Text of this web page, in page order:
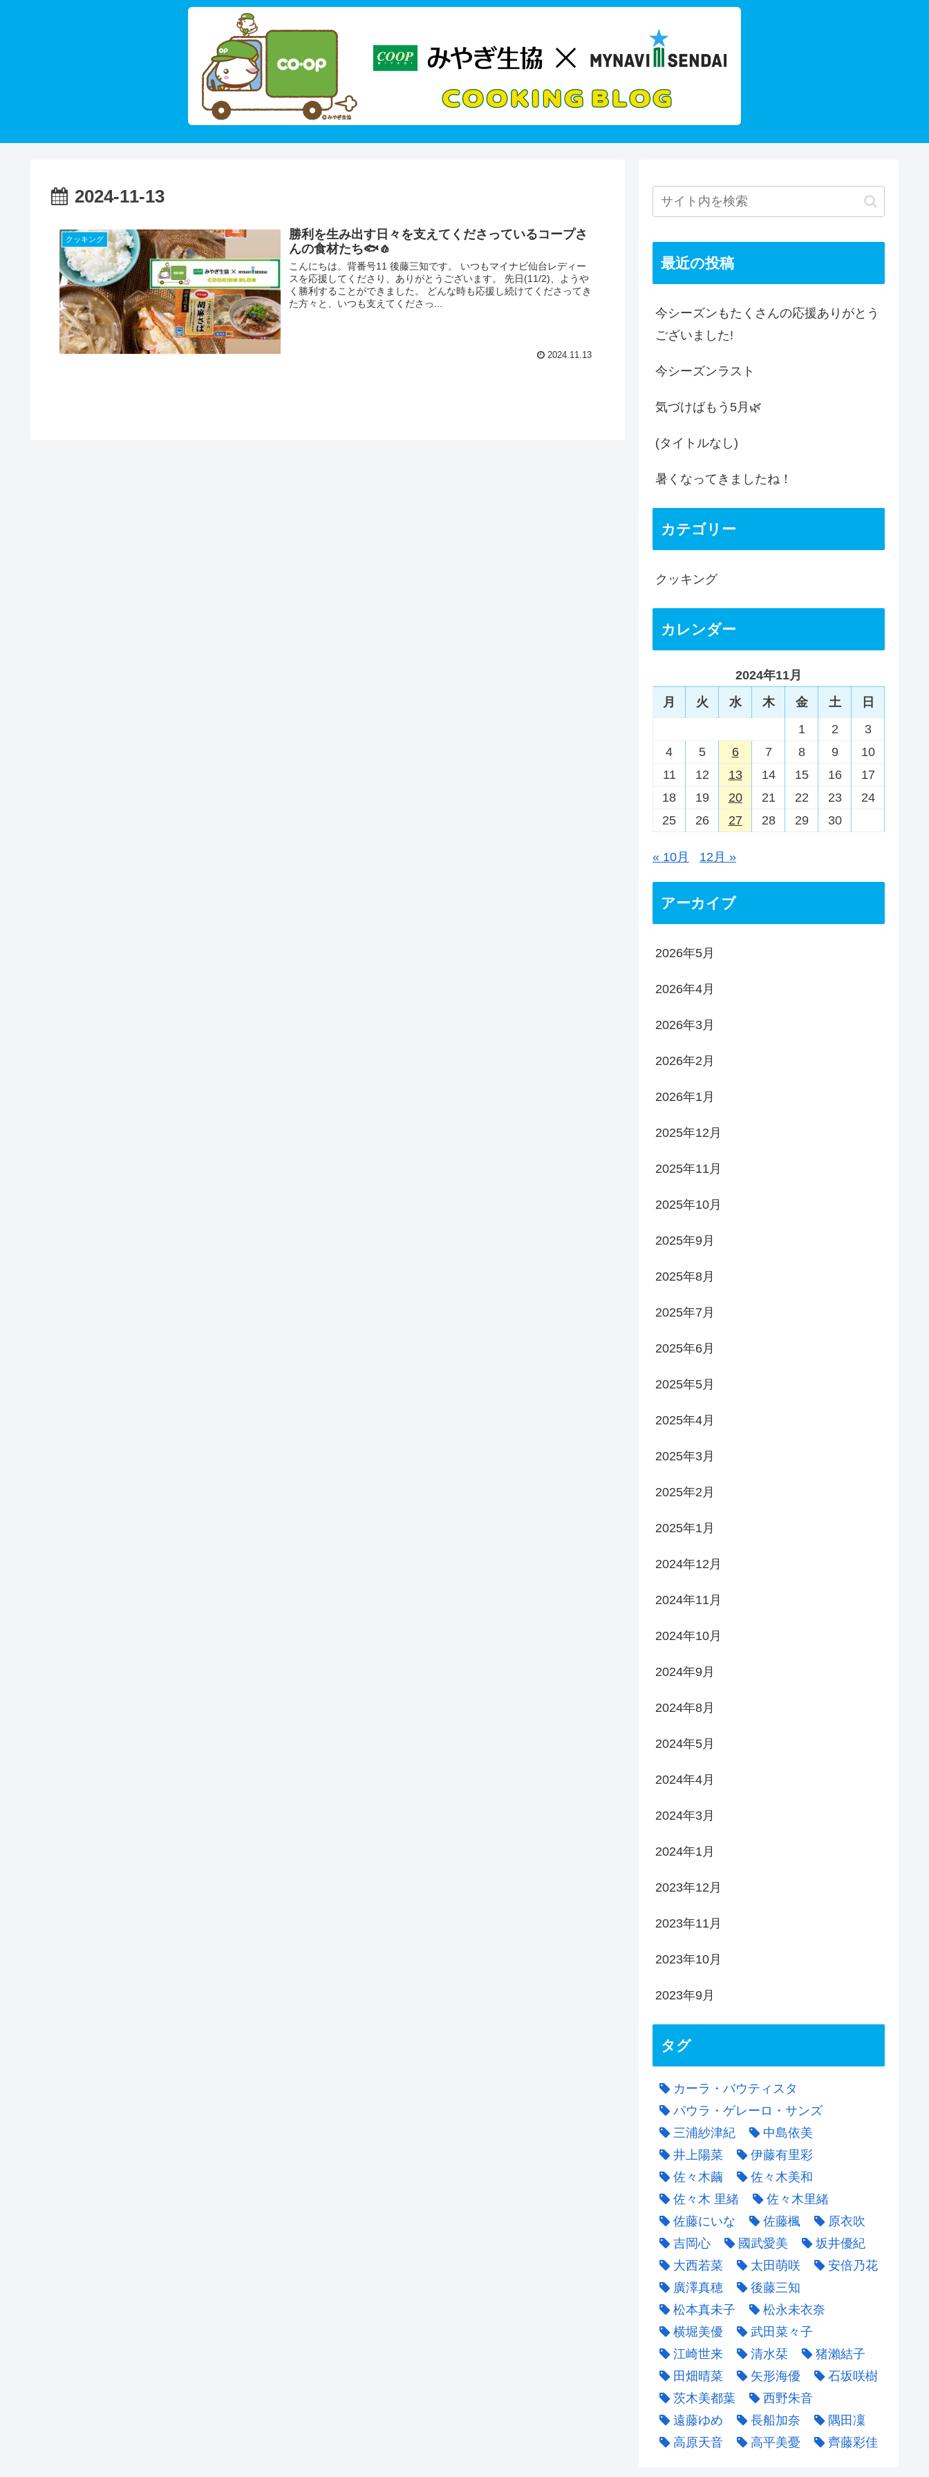
2024-11-13
クッキング
勝利を生み出す日々を支えてくださっているコープさ
んの食材たち🐟🧄
こんにちは。背番号11 後藤三知です。 いつもマイナビ仙台レディー
スを応援してくださり、ありがとうございます。 先日(11/2)、ようや
く勝利することができました。 どんな時も応援し続けてくださってき
た方々と、いつも支えてくださっ...
2024.11.13
最近の投稿
今シーズンもたくさんの応援ありがとう
ございました!
今シーズンラスト
気づけばもう5月🌿
(タイトルなし)
暑くなってきましたね！
カテゴリー
クッキング
カレンダー
2024年11月
月
火 水 木 金 土
日
1
2
3
4
5 6 7 8 9
10
11
12 13 14 15 16
17
18
19 20 21 22 23
24
25
26 27 28 29 30
« 10月 12月 »
アーカイブ
2026年5月
2026年4月
2026年3月
2026年2月
2026年1月
2025年12月
2025年11月
2025年10月
2025年9月
2025年8月
2025年7月
2025年6月
2025年5月
2025年4月
2025年3月
2025年2月
2025年1月
2024年12月
2024年11月
2024年10月
2024年9月
2024年8月
2024年5月
2024年4月
2024年3月
2024年1月
2023年12月
2023年11月
2023年10月
2023年9月
タグ
カーラ・バウティスタ
パウラ・ゲレーロ・サンズ
三浦紗津紀
中島依美
井上陽菜
伊藤有里彩
佐々木繭
佐々木美和
佐々木 里緒
佐々木里緒
佐藤にいな
佐藤楓
原衣吹
吉岡心
國武愛美
坂井優紀
大西若菜
太田萌咲
安倍乃花
廣澤真穂
後藤三知
松本真未子
松永未衣奈
横堀美優
武田菜々子
江崎世来
清水栞
猪瀨結子
田畑晴菜
矢形海優
石坂咲樹
茨木美都葉
西野朱音
遠藤ゆめ
長船加奈
隅田凜
高原天音
高平美憂 齊藤彩佳